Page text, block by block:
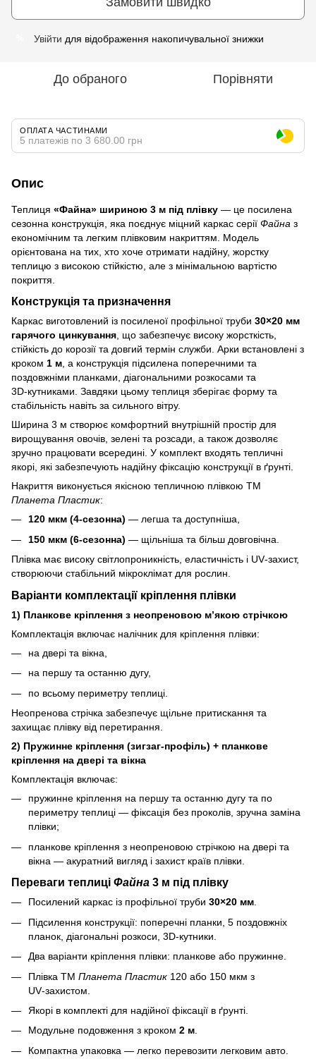
Увійти для відображення накопичувальної знижки
До обраного Порівняти
ОПЛАТА ЧАСТИНАМИ
5 платежів по 3 680.00 грн
Опис
Теплиця «Файна» шириною 3 м під плівку — це посилена
сезонна конструкція, яка поєднує міцний каркас серії Файна з
економічним та легким плівковим накриттям. Модель
орієнтована на тих, хто хоче отримати надійну, жорстку
теплицю з високою стійкістю, але з мінімальною вартістю
покриття.
Конструкція та призначення
Каркас виготовлений із посиленої профільної труби 30×20 мм
гарячого цинкування, що забезпечує високу жорсткість,
стійкість до корозії та довгий термін служби. Арки встановлені з
кроком 1 м, а конструкція підсилена поперечними та
поздовжніми планками, діагональними розкосами та
3D‑кутниками. Завдяки цьому теплиця зберігає форму та
стабільність навіть за сильного вітру.
Ширина 3 м створює комфортний внутрішній простір для
вирощування овочів, зелені та розсади, а також дозволяє
зручно працювати всередині. У комплект входять тепличні
якорі, які забезпечують надійну фіксацію конструкції в ґрунті.
Накриття виконується якісною тепличною плівкою ТМ
Планета Пластик:
120 мкм (4‑сезонна) — легша та доступніша,
150 мкм (6‑сезонна) — щільніша та більш довговічна.
Плівка має високу світлопроникність, еластичність і UV‑захист,
створюючи стабільний мікроклімат для рослин.
Варіанти комплектації кріплення плівки
1) Планкове кріплення з неопреновою м’якою стрічкою
Комплектація включає налічник для кріплення плівки:
на двері та вікна,
на першу та останню дугу,
по всьому периметру теплиці.
Неопренова стрічка забезпечує щільне притискання та
захищає плівку від перетирання.
2) Пружинне кріплення (зигзаг‑профіль) + планкове
кріплення на двері та вікна
Комплектація включає:
пружинне кріплення на першу та останню дугу та по
периметру теплиці — фіксація без проколів, зручна заміна
плівки;
планкове кріплення з неопреновою стрічкою на двері та
вікна — акуратний вигляд і захист країв плівки.
Переваги теплиці Файна 3 м під плівку
Посилений каркас із профільної труби 30×20 мм.
Підсилення конструкції: поперечні планки, 5 поздовжніх
планок, діагональні розкоси, 3D‑кутники.
Два варіанти кріплення плівки: планкове або пружинне.
Плівка ТМ Планета Пластик 120 або 150 мкм з
UV‑захистом.
Якорі в комплекті для надійної фіксації в ґрунті.
Модульне подовження з кроком 2 м.
Компактна упаковка — легко перевозити легковим авто.